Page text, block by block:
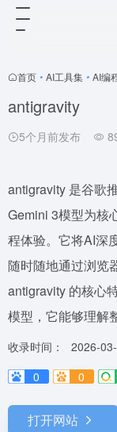
首页 • AI工具集 • AI编
antigravity
5个月前发布
antigravity 是谷歌
Gemini 3模型为核
程体验。它将AI深
随时随地通过浏览
antigravity 的核心
模型，它能够理解
收录时间：
2026-
0
0
打开网站